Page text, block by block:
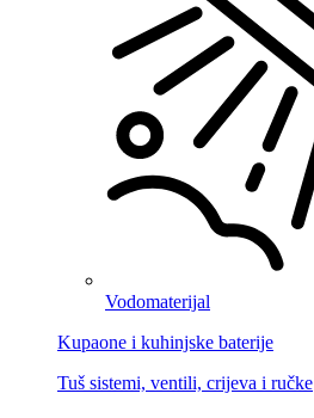
Vodomaterijal
Kupaone i kuhinjske baterije
Tuš sistemi, ventili, crijeva i ručke